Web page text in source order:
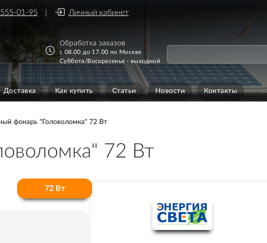
01-95 Личный кабинет
Обработка заказов
с 08.00 до 17.00 по Москве
Суббота/Воскресенье - выходной
Доставка Как купить Статьи Новости Контакты
фонарь "Головоломка" 72 Вт
72 Вт
72 Вт